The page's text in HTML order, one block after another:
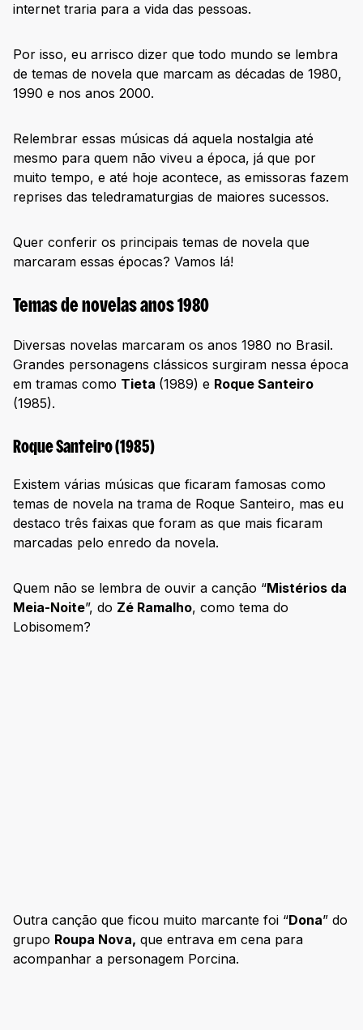
internet traria para a vida das pessoas.
Por isso, eu arrisco dizer que todo mundo se lembra
de temas de novela que marcam as décadas de 1980,
1990 e nos anos 2000.
Relembrar essas músicas dá aquela nostalgia até
mesmo para quem não viveu a época, já que por
muito tempo, e até hoje acontece, as emissoras fazem
reprises das teledramaturgias de maiores sucessos.
Quer conferir os principais temas de novela que
marcaram essas épocas? Vamos lá!
Temas de novelas anos 1980
Diversas novelas marcaram os anos 1980 no Brasil.
Grandes personagens clássicos surgiram nessa época
em tramas como Tieta (1989) e Roque Santeiro
(1985).
Roque Santeiro (1985)
Existem várias músicas que ficaram famosas como
temas de novela na trama de Roque Santeiro, mas eu
destaco três faixas que foram as que mais ficaram
marcadas pelo enredo da novela.
Quem não se lembra de ouvir a canção “Mistérios da
Meia-Noite”, do Zé Ramalho, como tema do
Lobisomem?
Outra canção que ficou muito marcante foi “Dona” do
grupo Roupa Nova, que entrava em cena para
acompanhar a personagem Porcina.